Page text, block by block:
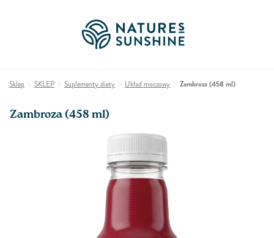
Sklep SKLEP Suplementy diety Układ moczowy Zambroza (458 ml)
Zambroza (458 ml)